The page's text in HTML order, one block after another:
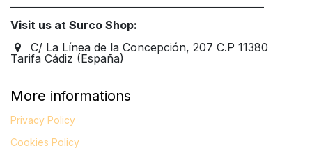
Visit us at Surco Shop:
C/ La Línea de la Concepción, 207 C.P 11380
Tarifa Cádiz (España)
More informations
Privacy Policy
Cookies Policy